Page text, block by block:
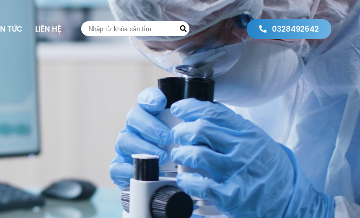
TỨC LIÊN HỆ 0328492642